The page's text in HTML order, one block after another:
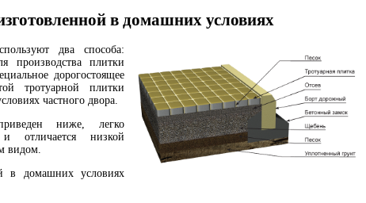
в домашних условиях
два способа:
производства плитки
дорогостоящее
тротуарной плитки
частного двора.
ниже, легко
отличается низкой
видом.
в домашних условиях